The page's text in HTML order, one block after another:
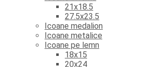
21x18.5
27.5x23.5
Icoane medalion
Icoane metalice
Icoane pe lemn
18x15
20x24